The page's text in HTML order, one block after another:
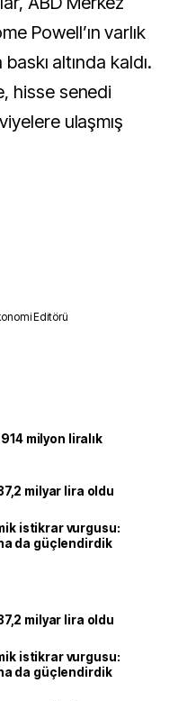
Powell’ın varlık
altında kaldı.
hisse senedi
ulaşmış
Editörü
milyon liralık
milyar lira oldu
istikrar vurgusu:
da güçlendirdik
milyar lira oldu
istikrar vurgusu:
da güçlendirdik